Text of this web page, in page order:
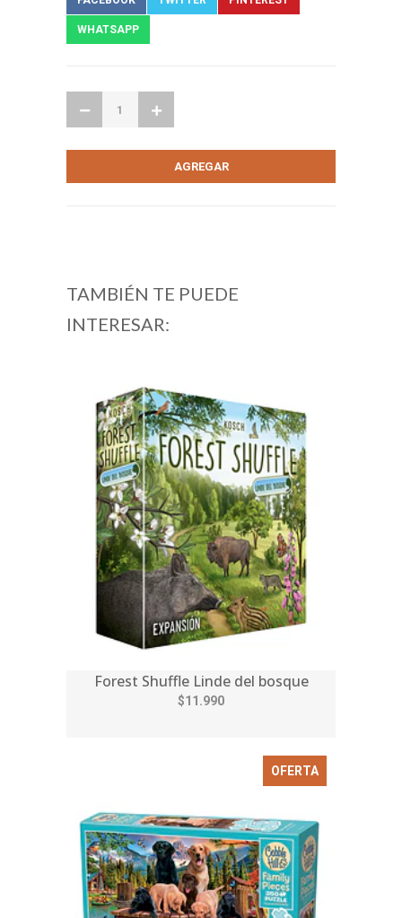
WHATSAPP
TAMBIÉN TE PUEDE
INTERESAR:
Forest Shuffle Linde del bosque
$11.990
OFERTA